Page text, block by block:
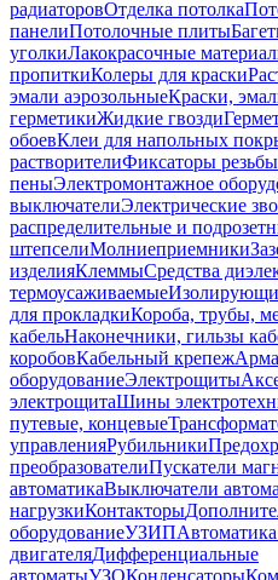
радиаторовОтделка потолка
панелиПотолочные плиты
уголкиЛакокрасочные
пропиткиКолеры для краски
эмали аэрозольныеКраски,
герметикиЖидкие гвозди
обоевКлеи для напольных
растворителиФиксаторы резьбы
пеныЭлектромонтажное
выключателиЭлектрические
распределительные и
штепселиМолниеприемники
изделияКлеммыСредства
термоусаживаемые
для прокладкиКороба, трубы,
кабельНаконечники, гильзы
коробовКабельный крепеж
оборудованиеЭлектрощиты
электрощитаШины
путевые, концевые
управленияРубильники
преобразователиПускатели
автоматикаВыключатели
нагрузкиКонтакторы
оборудованиеУЗИП
двигателяДифференциальные
автоматыУЗОКонденсаторы